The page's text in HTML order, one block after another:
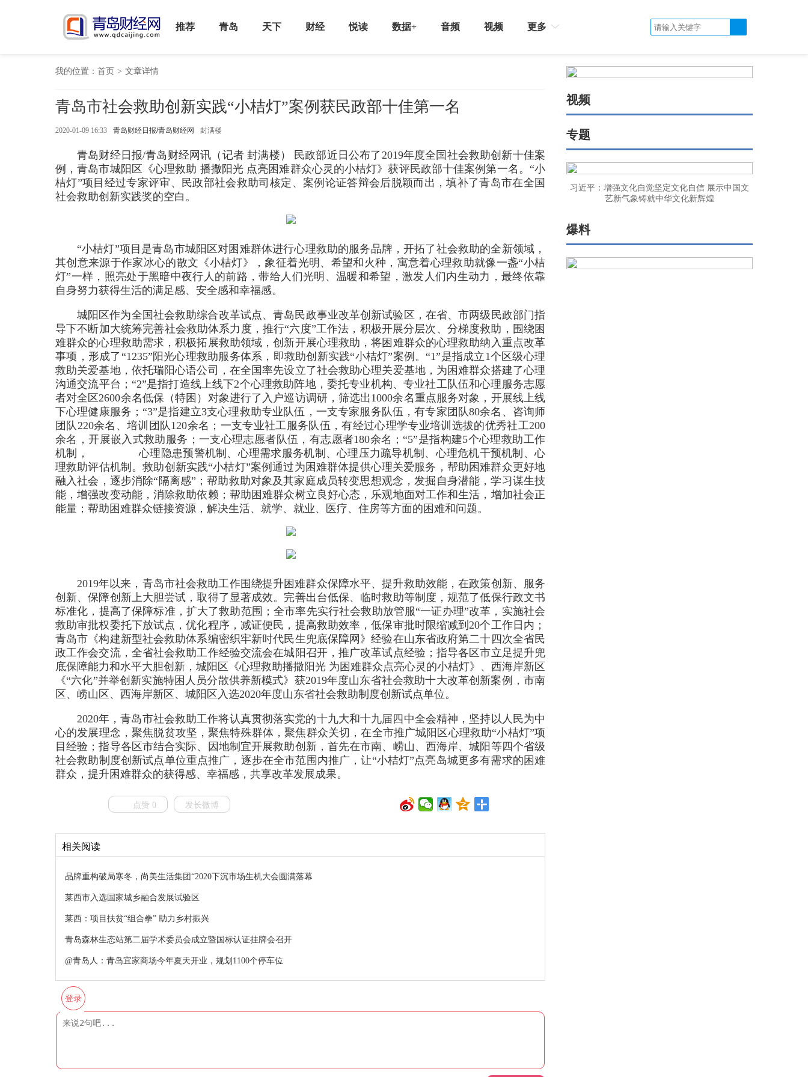
推荐 青岛 天下 财经 悦读 数据+ 音频 视频 更多
我的位置： 首页 > 文章详情
青岛市社会救助创新实践“小桔灯”案例获民政部十佳第一名
2020-01-09 16:33 青岛财经日报/青岛财经网 封满楼
青岛财经日报/青岛财经网讯（记者 封满楼） 民政部近日公布了2019年度全国社会救助创新十佳案
例，青岛市城阳区《心理救助 播撒阳光 点亮困难群众心灵的小桔灯》获评民政部十佳案例第一名。“小
桔灯”项目经过专家评审、民政部社会救助司核定、案例论证答辩会后脱颖而出，填补了青岛市在全国
社会救助创新实践奖的空白。
“小桔灯”项目是青岛市城阳区对困难群体进行心理救助的服务品牌，开拓了社会救助的全新领域，
其创意来源于作家冰心的散文《小桔灯》，象征着光明、希望和火种，寓意着心理救助就像一盏“小桔
灯”一样，照亮处于黑暗中夜行人的前路，带给人们光明、温暖和希望，激发人们内生动力，最终依靠
自身努力获得生活的满足感、安全感和幸福感。
城阳区作为全国社会救助综合改革试点、青岛民政事业改革创新试验区，在省、市两级民政部门指
导下不断加大统筹完善社会救助体系力度，推行“六度”工作法，积极开展分层次、分梯度救助，围绕困
难群众的心理救助需求，积极拓展救助领域，创新开展心理救助，将困难群众的心理救助纳入重点改革
事项，形成了“1235”阳光心理救助服务体系，即救助创新实践“小桔灯”案例。“1”是指成立1个区级心理
救助关爱基地，依托瑞阳心语公司，在全国率先设立了社会救助心理关爱基地，为困难群众搭建了心理
沟通交流平台；“2”是指打造线上线下2个心理救助阵地，委托专业机构、专业社工队伍和心理服务志愿
者对全区2600余名低保（特困）对象进行了入户巡访调研，筛选出1000余名重点服务对象，开展线上线
下心理健康服务；“3”是指建立3支心理救助专业队伍，一支专家服务队伍，有专家团队80余名、咨询师
团队220余名、培训团队120余名；一支专业社工服务队伍，有经过心理学专业培训选拔的优秀社工200
余名，开展嵌入式救助服务；一支心理志愿者队伍，有志愿者180余名；“5”是指构建5个心理救助工作
机制， 心理隐患预警机制、心理需求服务机制、心理压力疏导机制、心理危机干预机制、心
理救助评估机制。救助创新实践“小桔灯”案例通过为困难群体提供心理关爱服务，帮助困难群众更好地
融入社会，逐步消除“隔离感”；帮助救助对象及其家庭成员转变思想观念，发掘自身潜能，学习谋生技
能，增强改变动能，消除救助依赖；帮助困难群众树立良好心态，乐观地面对工作和生活，增加社会正
能量；帮助困难群众链接资源，解决生活、就学、就业、医疗、住房等方面的困难和问题。
2019年以来，青岛市社会救助工作围绕提升困难群众保障水平、提升救助效能，在政策创新、服务
创新、保障创新上大胆尝试，取得了显著成效。完善出台低保、临时救助等制度，规范了低保行政文书
标准化，提高了保障标准，扩大了救助范围；全市率先实行社会救助放管服“一证办理”改革，实施社会
救助审批权委托下放试点，优化程序，减证便民，提高救助效率，低保审批时限缩减到20个工作日内；
青岛市《构建新型社会救助体系编密织牢新时代民生兜底保障网》经验在山东省政府第二十四次全省民
政工作会交流，全省社会救助工作经验交流会在城阳召开，推广改革试点经验；指导各区市立足提升兜
底保障能力和水平大胆创新，城阳区《心理救助播撒阳光 为困难群众点亮心灵的小桔灯》、西海岸新区
《“六化”并举创新实施特困人员分散供养新模式》获2019年度山东省社会救助十大改革创新案例，市南
区、崂山区、西海岸新区、城阳区入选2020年度山东省社会救助制度创新试点单位。
2020年，青岛市社会救助工作将认真贯彻落实党的十九大和十九届四中全会精神，坚持以人民为中
心的发展理念，聚焦脱贫攻坚，聚焦特殊群体，聚焦群众关切，在全市推广城阳区心理救助“小桔灯”项
目经验；指导各区市结合实际、因地制宜开展救助创新，首先在市南、崂山、西海岸、城阳等四个省级
社会救助制度创新试点单位重点推广，逐步在全市范围内推广，让“小桔灯”点亮岛城更多有需求的困难
群众，提升困难群众的获得感、幸福感，共享改革发展成果。
点赞 0 发长微博
相关阅读
品牌重构破局寒冬，尚美生活集团“2020下沉市场生机大会圆满落幕
莱西市入选国家城乡融合发展试验区
莱西：项目扶贫“组合拳” 助力乡村振兴
青岛森林生态站第二届学术委员会成立暨国标认证挂牌会召开
@青岛人：青岛宜家商场今年夏天开业，规划1100个停车位
登录
视频
专题
习近平：增强文化自觉坚定文化自信 展示中国文
艺新气象铸就中华文化新辉煌
爆料